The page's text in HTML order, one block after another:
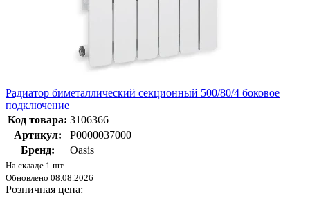
Радиатор биметаллический секционный 500/80/4 боковое
подключение
Код товара: 3106366
Артикул:
Р0000037000
Бренд:
Oasis
На складе 1 шт
Обновлено 08.08.2026
Розничная цена: